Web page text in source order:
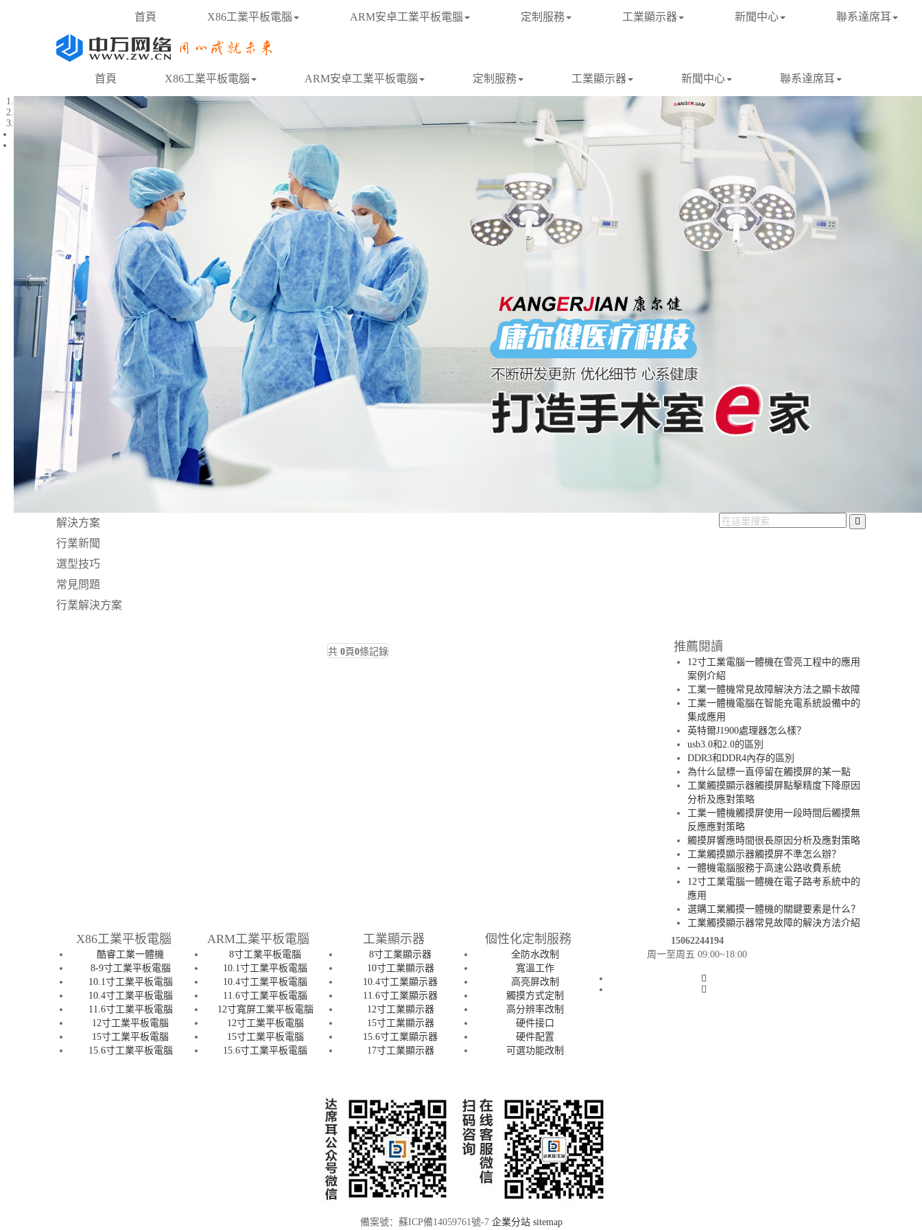
首頁 X86工業平板電腦 ARM安卓工業平板電腦 定制服務 工業顯示器 新聞中心 聯系達席耳
首頁 X86工業平板電腦 ARM安卓工業平板電腦 定制服務 工業顯示器 新聞中心 聯系達席耳
Previous
解決方案
行業新聞
選型技巧
常見問題
行業解決方案
共 0頁0條記錄 推薦閱讀
12寸工業電腦一體機在雪亮工程中的應用
案例介紹
工業一體機常見故障解決方法之顯卡故障
工業一體機電腦在智能充電系統設備中的
集成應用
英特爾J1900處理器怎么樣？
usb3.0和2.0的區別
DDR3和DDR4內存的區別
為什么鼠標一直停留在觸摸屏的某一點
工業觸摸顯示器觸摸屏點擊精度下降原因
分析及應對策略
工業一體機觸摸屏使用一段時間后觸摸無
反應應對策略
觸摸屏響應時間很長原因分析及應對策略
工業觸摸顯示器觸摸屏不準怎么辦？
一體機電腦服務于高速公路收費系統
12寸工業電腦一體機在電子路考系統中的
應用
選購工業觸摸一體機的關鍵要素是什么？
工業觸摸顯示器常見故障的解決方法介紹
X86工業平板電腦
酷睿工業一體機
8-9寸工業平板電腦
10.1寸工業平板電腦
10.4寸工業平板電腦
11.6寸工業平板電腦
12寸工業平板電腦
15寸工業平板電腦
15.6寸工業平板電腦
ARM工業平板電腦
8寸工業平板電腦
10.1寸工業平板電腦
10.4寸工業平板電腦
11.6寸工業平板電腦
12寸寬屏工業平板電腦
12寸工業平板電腦
15寸工業平板電腦
15.6寸工業平板電腦
工業顯示器
8寸工業顯示器
10寸工業顯示器
10.4寸工業顯示器
11.6寸工業顯示器
12寸工業顯示器
15寸工業顯示器
15.6寸工業顯示器
17寸工業顯示器
個性化定制服務
全防水改制
寬溫工作
高亮屏改制
觸摸方式定制
高分辨率改制
硬件接口
硬件配置
可選功能改制
15062244194
周一至周五 09:00~18:00
備案號：蘇ICP備14059761號-7 企業分站 sitemap